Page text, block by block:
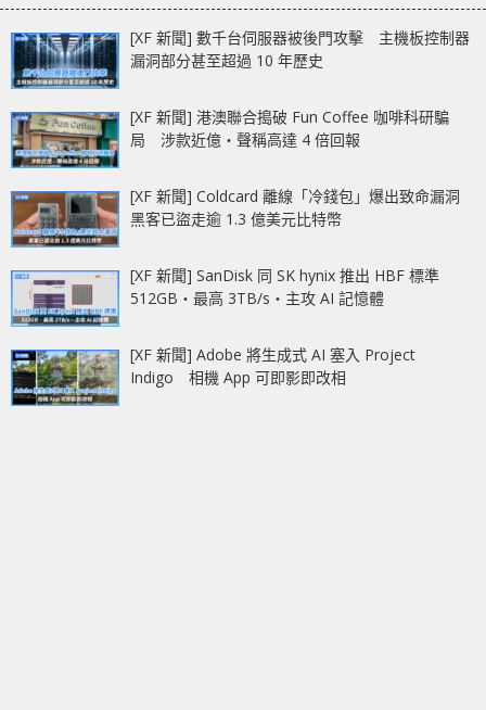
[XF 新聞] 數千台伺服器被後門攻擊 主機板控制器
漏洞部分甚至超過 10 年歷史
[XF 新聞] 港澳聯合搗破 Fun Coffee 咖啡科研騙
局 涉款近億‧聲稱高達 4 倍回報
[XF 新聞] Coldcard 離線「冷錢包」爆出致命漏洞
黑客已盜走逾 1.3 億美元比特幣
[XF 新聞] SanDisk 同 SK hynix 推出 HBF 標準
512GB‧最高 3TB/s‧主攻 AI 記憶體
[XF 新聞] Adobe 將生成式 AI 塞入 Project
Indigo 相機 App 可即影即改相